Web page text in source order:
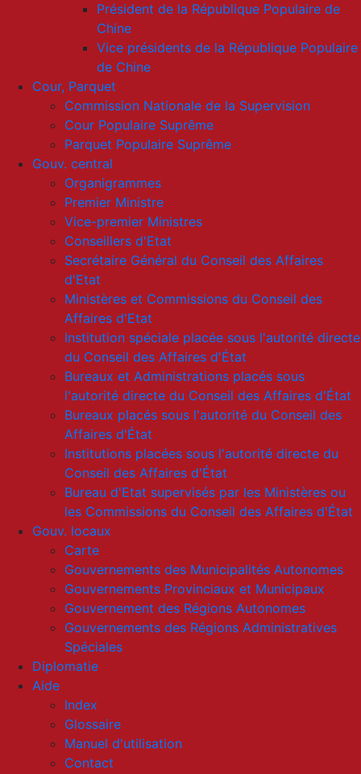
Président de la République Populaire de
Chine
Vice présidents de la République Populaire
de Chine
Cour, Parquet
Commission Nationale de la Supervision
Cour Populaire Suprême
Parquet Populaire Suprême
Gouv. central
Organigrammes
Premier Ministre
Vice-premier Ministres
Conseillers d'Etat
Secrétaire Général du Conseil des Affaires
d'Etat
Ministères et Commissions du Conseil des
Affaires d'Etat
Institution spéciale placée sous l'autorité directe
du Conseil des Affaires d'État
Bureaux et Administrations placés sous
l'autorité directe du Conseil des Affaires d'État
Bureaux placés sous l'autorité du Conseil des
Affaires d'État
Institutions placées sous l'autorité directe du
Conseil des Affaires d'État
Bureau d'Etat supervisés par les Ministères ou
les Commissions du Conseil des Affaires d'État
Gouv. locaux
Carte
Gouvernements des Municipalités Autonomes
Gouvernements Provinciaux et Municipaux
Gouvernement des Régions Autonomes
Gouvernements des Régions Administratives
Spéciales
Diplomatie
Aide
Index
Glossaire
Manuel d'utilisation
Contact